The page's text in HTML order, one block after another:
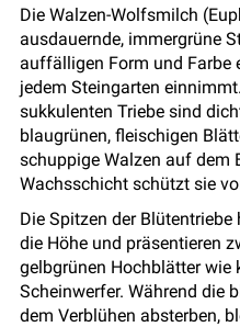
Die Walzen-Wolfsmilch
ausdauernde, immergrüne
auffälligen Form und Farbe
jedem Steingarten
sukkulenten Triebe sind
blaugrünen, fleischigen
schuppige Walzen auf dem
Wachsschicht schützt sie
Die Spitzen der
die Höhe und präsentieren
gelbgrünen Hochblätter wie
Scheinwerfer. Während die
dem Verblühen absterben,